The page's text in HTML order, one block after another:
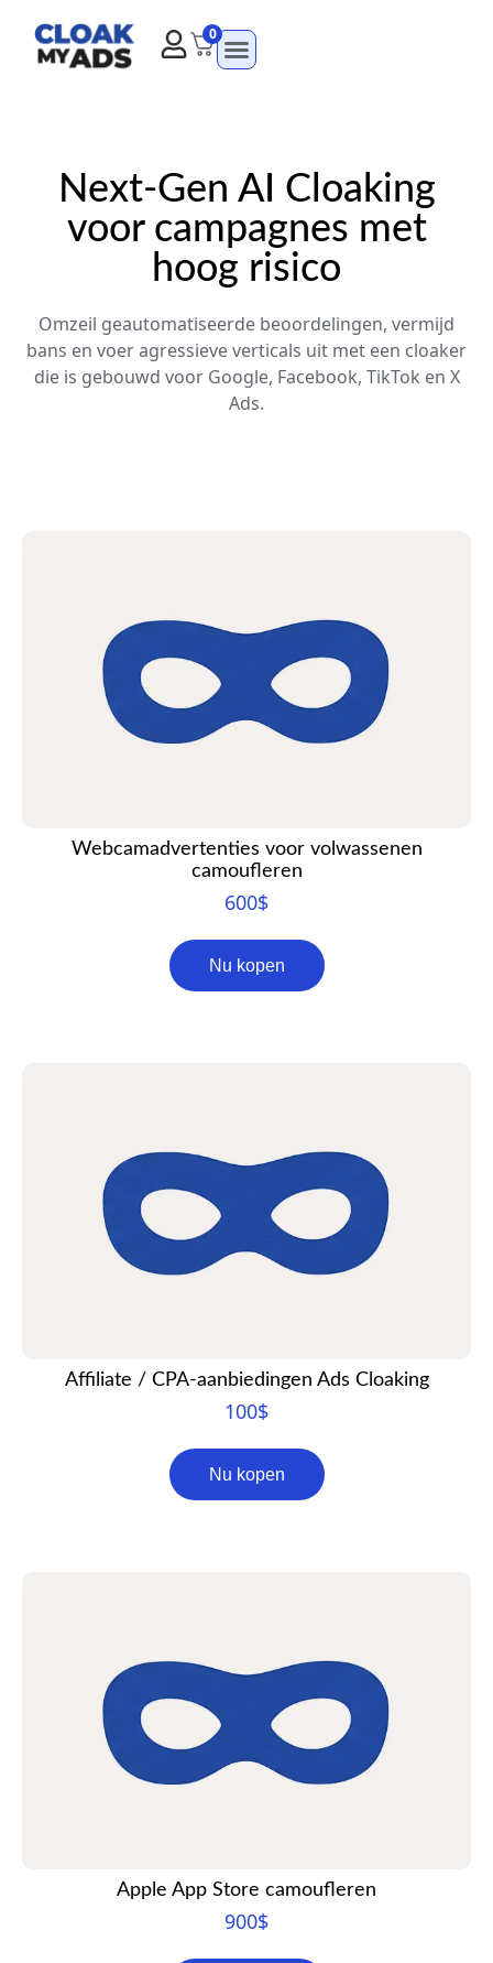
0
Next-Gen AI Cloaking
voor campagnes met
hoog risico
Omzeil geautomatiseerde beoordelingen, vermijd
bans en voer agressieve verticals uit met een cloaker
die is gebouwd voor Google, Facebook, TikTok en X
Ads.
Webcamadvertenties voor volwassenen
camoufleren
600$
Nu kopen
Affiliate / CPA-aanbiedingen Ads Cloaking
100$
Nu kopen
Apple App Store camoufleren
900$